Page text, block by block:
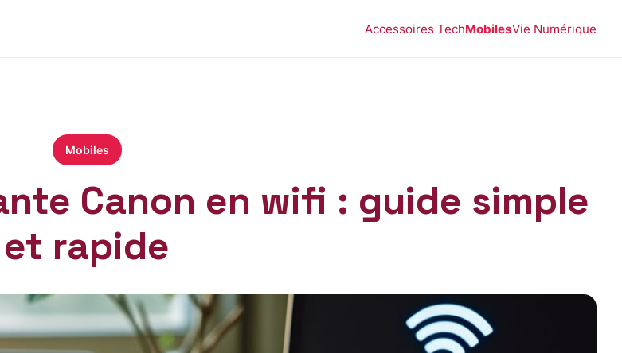
Accessoires TechMobilesVie Numérique
Mobiles
Canon en wifi : guide simple
et rapide